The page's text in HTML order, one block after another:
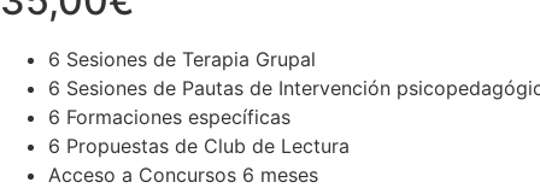
6 Sesiones de Terapia Grupal
6 Sesiones de Pautas de Intervención
6 Formaciones específicas
6 Propuestas de Club de Lectura
Acceso a Concursos 6 meses